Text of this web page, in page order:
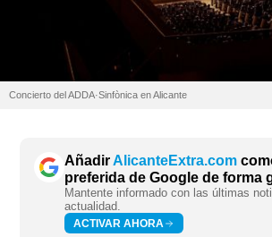
Concierto del ADDA·Sinfònica en Alicante
AñadirAlicanteExtra.com
preferida de Google de forma
Mantente informado con las últimas
actualidad.
ACTIVAR AHORA